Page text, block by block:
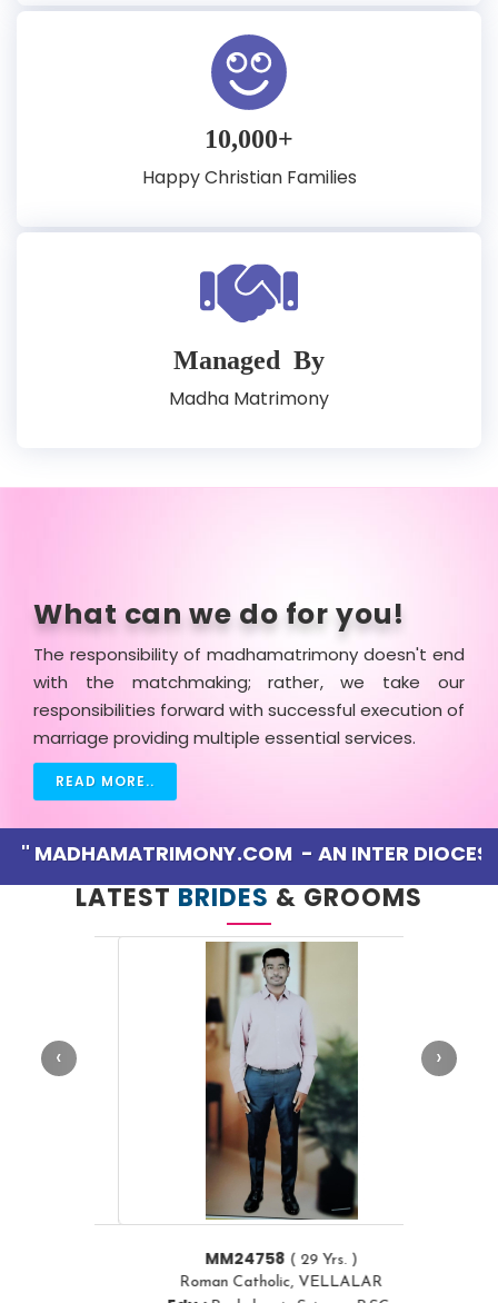
10,000+
Happy Christian Families
Managed By
Madha Matrimony
What can we do for you!
The responsibility of madhamatrimony doesn't end
with the matchmaking; rather, we take our
responsibilities forward with successful execution of
marriage providing multiple essential services.
READ MORE..
- AN INTER DIOCESAN
LATEST BRIDES & GROOMS
MM24758( 29 Yrs. )
Roman Catholic, VELLALAR
‹ ›